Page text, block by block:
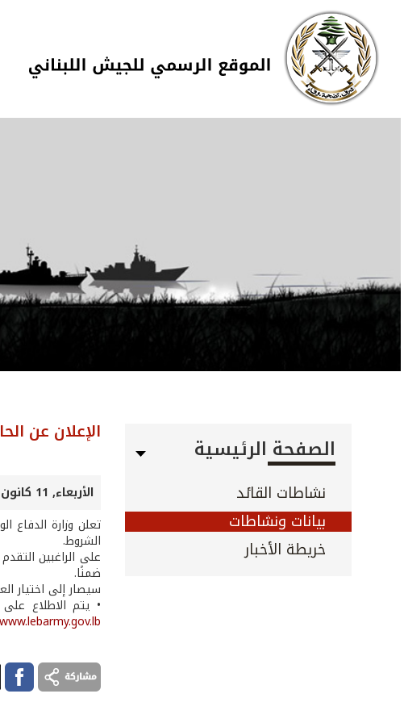
تجاوز إلى المحتوى الرئيسي
Skip to navigation
الصفحة الرئيسية
نشاطات القائد
بيانات ونشاطات
خريطة الأخبار
الإعلان عن
الأربعاء, 11 كانون الأول 2024
تعلن وزارة
الشروط.
ضمنًا.
سيصار إلى اختيار
• يتم الاطلاع
www.lebarmy.gov.lb